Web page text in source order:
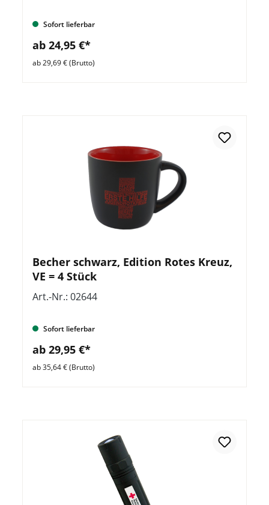
Sofort lieferbar
ab 24,95 €*
ab 29,69 € (Brutto)
Becher schwarz, Edition Rotes Kreuz,
VE = 4 Stück
Art.-Nr.: 02644
Sofort lieferbar
ab 29,95 €*
ab 35,64 € (Brutto)